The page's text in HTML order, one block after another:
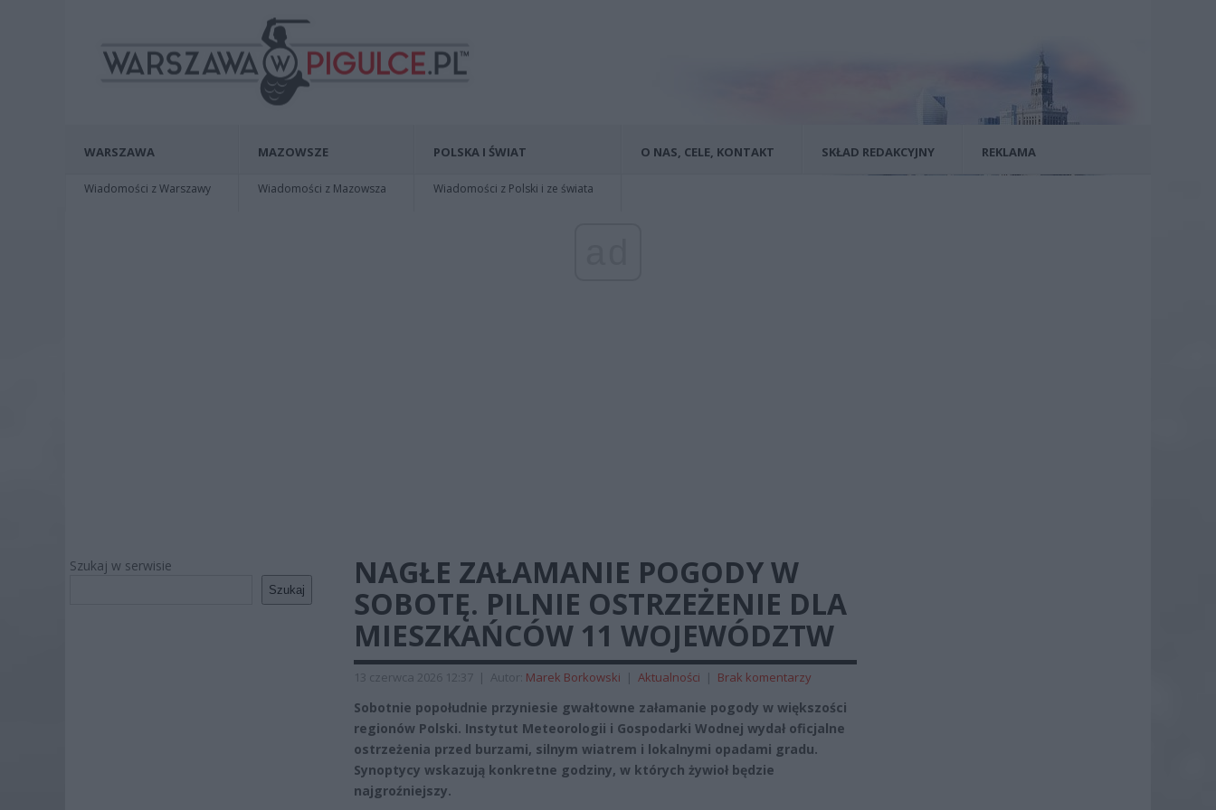
WARSZAWA
Wiadomości z Warszawy
MAZOWSZE
Wiadomości z Mazowsza
POLSKA I ŚWIAT
Wiadomości z Polski i ze świata
O NAS, CELE, KONTAKT SKŁAD REDAKCYJNY REKLAMA
Szukaj w serwisie
Szukaj
NAGŁE ZAŁAMANIE POGODY W
SOBOTĘ. PILNIE OSTRZEŻENIE DLA
MIESZKAŃCÓW 11 WOJEWÓDZTW
13 czerwca 2026 12:37 | Autor: Marek Borkowski | Aktualności | Brak komentarzy
Sobotnie popołudnie przyniesie gwałtowne załamanie pogody w większości
regionów Polski. Instytut Meteorologii i Gospodarki Wodnej wydał oficjalne
ostrzeżenia przed burzami, silnym wiatrem i lokalnymi opadami gradu.
Synoptycy wskazują konkretne godziny, w których żywioł będzie
najgroźniejszy.